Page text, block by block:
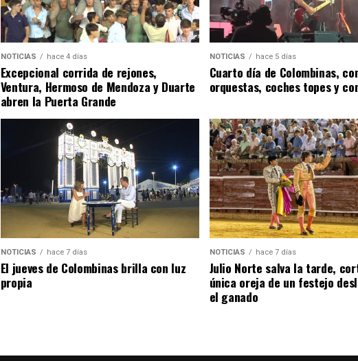
NOTICIAS hace 4 días
Excepcional corrida de rejones,
Ventura, Hermoso de Mendoza y Duarte
abren la Puerta Grande
NOTICIAS hace 5 días
Cuarto día de Colombinas,
orquestas, coches topes y
NOTICIAS hace 7 días
El jueves de Colombinas brilla con luz
propia
NOTICIAS hace 7 días
Julio Norte salva la tarde,
única oreja de un festejo
el ganado